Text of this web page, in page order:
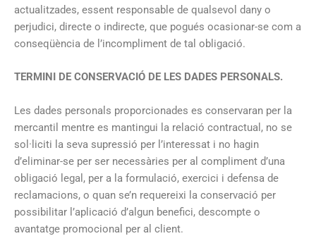
actualitzades, essent responsable de qualsevol dany o
perjudici, directe o indirecte, que pogués ocasionar-se com a
conseqüència de l’incompliment de tal obligació.
TERMINI DE CONSERVACIÓ DE LES DADES PERSONALS.
Les dades personals proporcionades es conservaran per la
mercantil mentre es mantingui la relació contractual, no se
sol·liciti la seva supressió per l’interessat i no hagin
d’eliminar-se per ser necessàries per al compliment d’una
obligació legal, per a la formulació, exercici i defensa de
reclamacions, o quan se’n requereixi la conservació per
possibilitar l’aplicació d’algun benefici, descompte o
avantatge promocional per al client.